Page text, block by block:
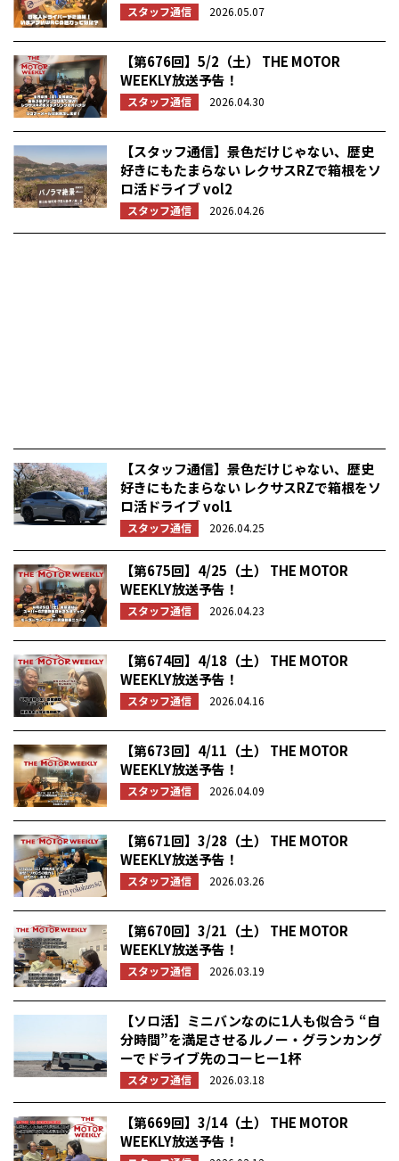
スタッフ通信 2026.05.07
【第676回】5/2（土） THE MOTOR
WEEKLY放送予告！
スタッフ通信 2026.04.30
【スタッフ通信】景色だけじゃない、歴史
好きにもたまらない レクサスRZで箱根をソ
ロ活ドライブ vol2
スタッフ通信 2026.04.26
【スタッフ通信】景色だけじゃない、歴史
好きにもたまらない レクサスRZで箱根をソ
ロ活ドライブ vol1
スタッフ通信 2026.04.25
【第675回】4/25（土） THE MOTOR
WEEKLY放送予告！
スタッフ通信 2026.04.23
【第674回】4/18（土） THE MOTOR
WEEKLY放送予告！
スタッフ通信 2026.04.16
【第673回】4/11（土） THE MOTOR
WEEKLY放送予告！
スタッフ通信 2026.04.09
【第671回】3/28（土） THE MOTOR
WEEKLY放送予告！
スタッフ通信 2026.03.26
【第670回】3/21（土） THE MOTOR
WEEKLY放送予告！
スタッフ通信 2026.03.19
【ソロ活】ミニバンなのに1人も似合う “自
分時間”を満足させるルノー・グランカング
ーでドライブ先のコーヒー1杯
スタッフ通信 2026.03.18
【第669回】3/14（土） THE MOTOR
WEEKLY放送予告！